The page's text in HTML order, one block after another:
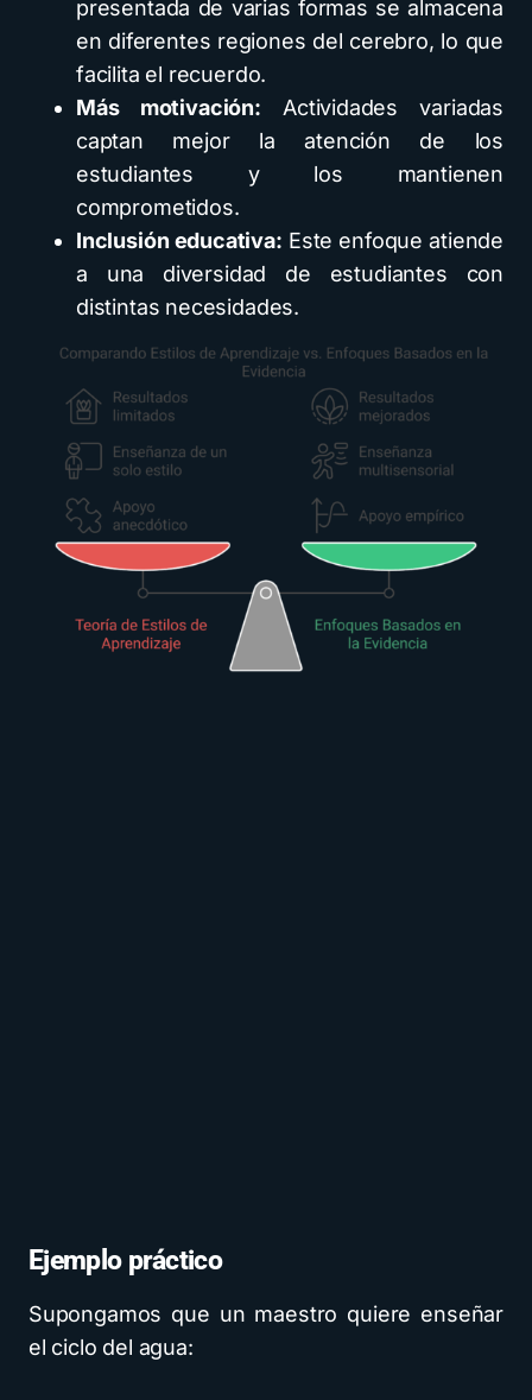
presentada de varias formas se almacena
en diferentes regiones del cerebro, lo que
facilita el recuerdo.
Más motivación: Actividades variadas
captan mejor la atención de los
estudiantes y los mantienen
comprometidos.
Inclusión educativa: Este enfoque atiende
a una diversidad de estudiantes con
distintas necesidades.
Ejemplo práctico
Supongamos que un maestro quiere enseñar
el ciclo del agua: